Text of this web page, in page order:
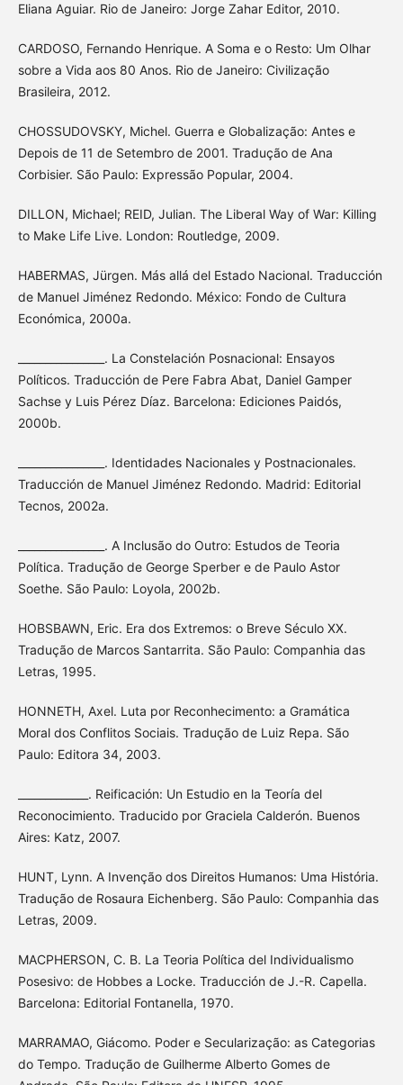
Eliana Aguiar. Rio de Janeiro: Jorge Zahar Editor, 2010.
CARDOSO, Fernando Henrique. A Soma e o Resto: Um Olhar
sobre a Vida aos 80 Anos. Rio de Janeiro: Civilização
Brasileira, 2012.
CHOSSUDOVSKY, Michel. Guerra e Globalização: Antes e
Depois de 11 de Setembro de 2001. Tradução de Ana
Corbisier. São Paulo: Expressão Popular, 2004.
DILLON, Michael; REID, Julian. The Liberal Way of War: Killing
to Make Life Live. London: Routledge, 2009.
HABERMAS, Jürgen. Más allá del Estado Nacional. Traducción
de Manuel Jiménez Redondo. México: Fondo de Cultura
Económica, 2000a.
________________. La Constelación Posnacional: Ensayos
Políticos. Traducción de Pere Fabra Abat, Daniel Gamper
Sachse y Luis Pérez Díaz. Barcelona: Ediciones Paidós,
2000b.
________________. Identidades Nacionales y Postnacionales.
Traducción de Manuel Jiménez Redondo. Madrid: Editorial
Tecnos, 2002a.
________________. A Inclusão do Outro: Estudos de Teoria
Política. Tradução de George Sperber e de Paulo Astor
Soethe. São Paulo: Loyola, 2002b.
HOBSBAWN, Eric. Era dos Extremos: o Breve Século XX.
Tradução de Marcos Santarrita. São Paulo: Companhia das
Letras, 1995.
HONNETH, Axel. Luta por Reconhecimento: a Gramática
Moral dos Conflitos Sociais. Tradução de Luiz Repa. São
Paulo: Editora 34, 2003.
_____________. Reificación: Un Estudio en la Teoría del
Reconocimiento. Traducido por Graciela Calderón. Buenos
Aires: Katz, 2007.
HUNT, Lynn. A Invenção dos Direitos Humanos: Uma História.
Tradução de Rosaura Eichenberg. São Paulo: Companhia das
Letras, 2009.
MACPHERSON, C. B. La Teoria Política del Individualismo
Posesivo: de Hobbes a Locke. Traducción de J.-R. Capella.
Barcelona: Editorial Fontanella, 1970.
MARRAMAO, Giácomo. Poder e Secularização: as Categorias
do Tempo. Tradução de Guilherme Alberto Gomes de